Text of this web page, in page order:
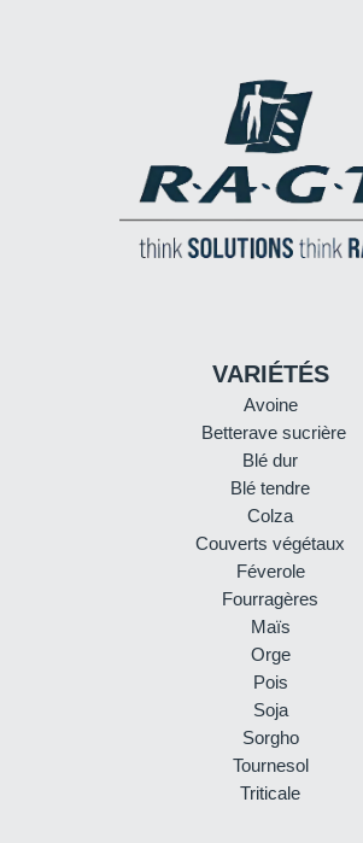
VARIÉTÉS
Avoine
Betterave sucrière
Blé dur
Blé tendre
Colza
Couverts végétaux
Féverole
Fourragères
Maïs
Orge
Pois
Soja
Sorgho
Tournesol
Triticale